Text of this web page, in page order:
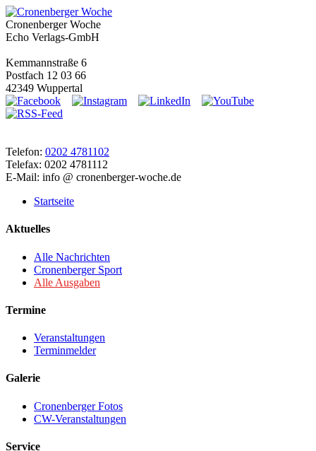
Cronenberger Woche
Echo Verlags-GmbH
Kemmannstraße 6
Postfach 12 03 66
42349 Wuppertal
Telefon: 0202 4781102
Telefax: 0202 4781112
E-Mail: info @ cronenberger-woche.de
Startseite
Aktuelles
Alle Nachrichten
Cronenberger Sport
Alle Ausgaben
Termine
Veranstaltungen
Terminmelder
Galerie
Cronenberger Fotos
CW-Veranstaltungen
Service